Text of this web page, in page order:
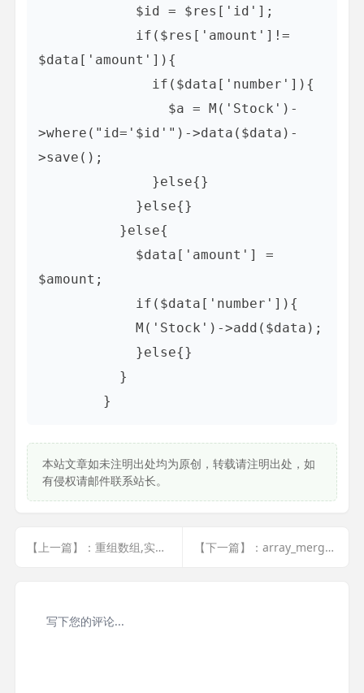
$id = $res['id'];
if($res['amount']!=
$data['amount']){
if($data['number']){
$a = M('Stock')-
>where("id='$id'")->data($data)-
>save();
}else{}
}else{}
}else{
$data['amount'] =
$amount;
if($data['number']){
M('Stock')->add($data);
}else{}
}
本站文章如未注明出处均为原创，转载请注明出处，如
有侵权请邮件联系站长。
【上一篇】：重组数组,实现数组里面套数组 【下一篇】：array_merge函数解释